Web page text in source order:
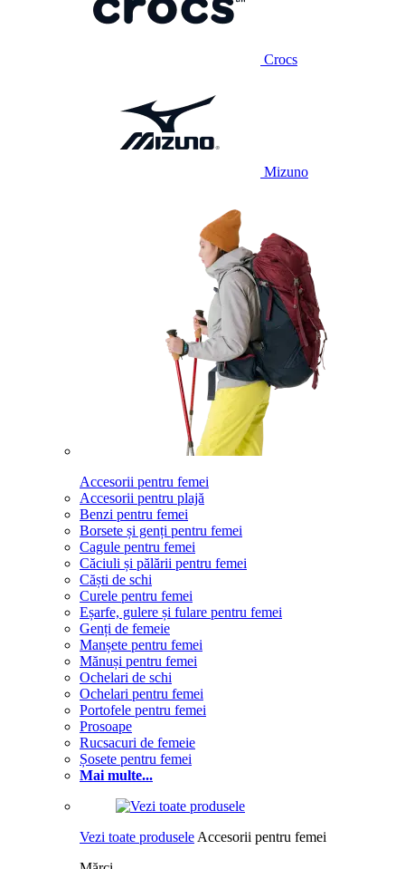
Crocs
Mizuno
Accesorii pentru femei
Accesorii pentru plajă
Benzi pentru femei
Borsete și genți pentru femei
Cagule pentru femei
Căciuli și pălării pentru femei
Căști de schi
Curele pentru femei
Eșarfe, gulere și fulare pentru femei
Genți de femeie
Manșete pentru femei
Mănuși pentru femei
Ochelari de schi
Ochelari pentru femei
Portofele pentru femei
Prosoape
Rucsacuri de femeie
Șosete pentru femei
Mai multe...
Vezi toate produsele Accesorii pentru femei